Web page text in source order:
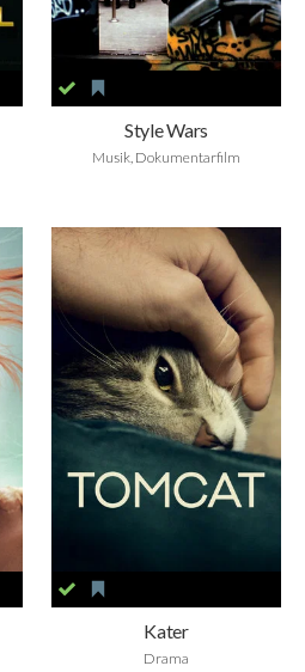
Style Wars
Musik, Dokumentarfilm
Kater
Drama